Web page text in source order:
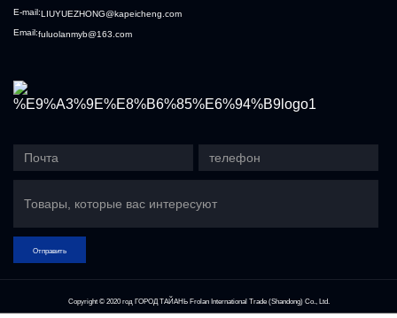
E-mail:LIUYUEZHONG@kapeicheng.com
Email:fuluolanmyb@163.com
Отправить
Copyright © 2020 год ГОРОД ТАЙАНЬ Frolan International Trade (Shandong) Co., Ltd.